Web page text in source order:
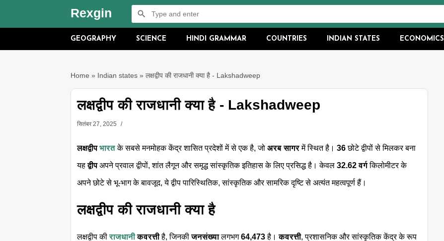
Rexgin
GEOGRAPHY SCIENCE HINDI GRAMMAR COUNTRIES INDIAN STATES ECONOMICS
Home » Indian states » लक्षद्वीप की राजधानी क्या है - Lakshadweep
लक्षद्वीप की राजधानी क्या है - Lakshadweep
सितंबर 27, 2025
लक्षद्वीप भारतके सबसे मनमोहक केंद्र शासित प्रदेशों में से एक है, जो अरब सागरमें स्थित है। 36छोटे द्वीपों से मिलकर बना
यहद्वीपअपने प्रवाल द्वीपों, शांत लैगून और समृद्ध सांस्कृतिक इतिहास के लिए प्रसिद्ध है। केवल 32.62 वर्गकिलोमीटर के
अपने छोटे से भू-भाग के बावजूद, ये द्वीप पारिस्थितिक, सांस्कृतिक और सामरिक दृष्टि से अत्यंत महत्वपूर्ण हैं।
लक्षद्वीप की राजधानी क्या है
लक्षद्वीप कीराजधानीकवरत्तीहै, जिनकीजनसंख्यालगभग64,473है।कवरत्ती, प्रशासनिक और सांस्कृतिक केंद्र के रूप